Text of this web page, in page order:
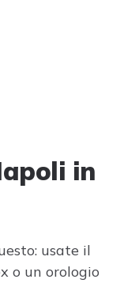
in
usate il
o un orologio